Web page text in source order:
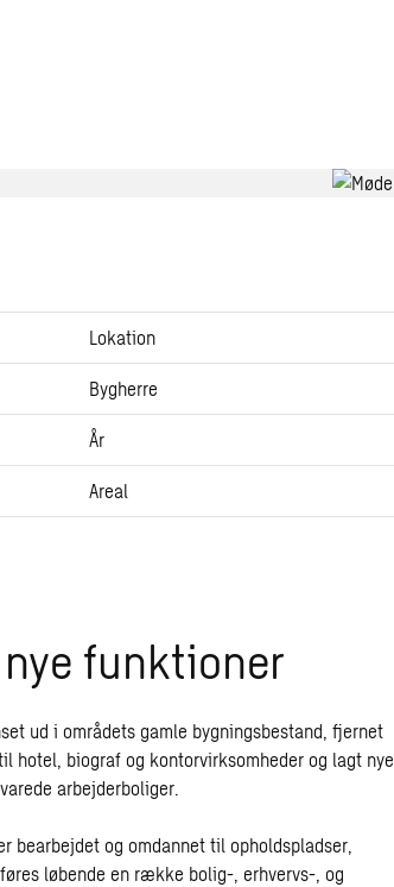
Lokation
Bygherre
År
Areal
funktioner
ud i områdets gamle bygningsbestand, fjernet
hotel, biograf og kontorvirksomheder og lagt nye
arbejderboliger.
bearbejdet og omdannet til opholdspladser,
løbende en række bolig-, erhvervs-, og